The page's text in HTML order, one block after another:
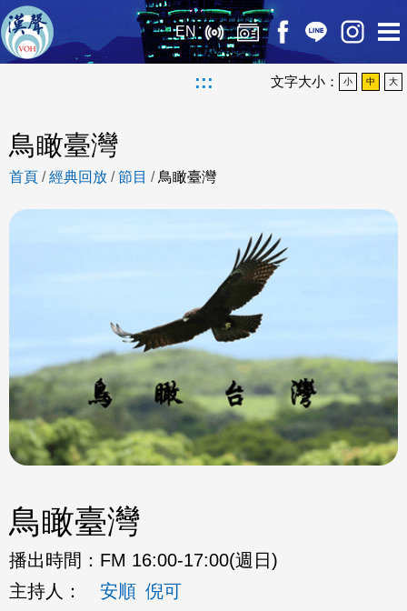
EN
::: 文字大小： 小 中 大
鳥瞰臺灣
首頁 /經典回放 /節目 / 鳥瞰臺灣
鳥瞰臺灣
播出時間： FM 16:00-17:00(週日)
主持人：
安順 倪可